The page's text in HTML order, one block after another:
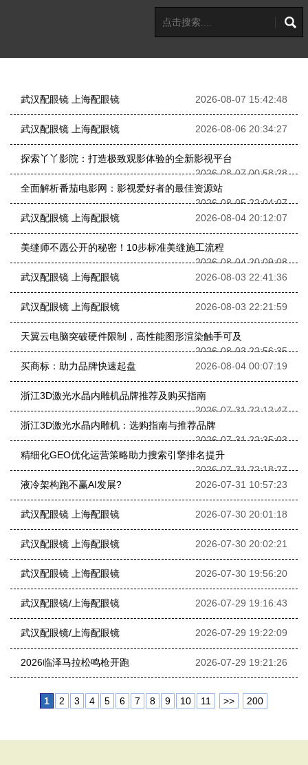
武汉配眼镜 上海配眼镜 2026-08-07 15:42:48
武汉配眼镜 上海配眼镜 2026-08-06 20:34:27
探索丫丫影院：打造极致观影体验的全新影视平台
2026-08-07 00:58:28
全面解析番茄电影网：影视爱好者的最佳资源站
2026-08-05 22:04:07
武汉配眼镜 上海配眼镜
2026-08-04 20:12:07
美缝师不愿公开的秘密！10步标准美缝施工流程
2026-08-04 20:09:08
武汉配眼镜 上海配眼镜
2026-08-03 22:41:36
武汉配眼镜 上海配眼镜 2026-08-03 22:21:59
天翼云电脑突破硬件限制，高性能图形渲染触手可及
2026-08-03 22:56:35
买商标：助力品牌快速起盘
2026-08-04 00:07:19
浙江3D激光水晶内雕机品牌推荐及购买指南
2026-07-31 22:12:47
浙江3D激光水晶内雕机：选购指南与推荐品牌
2026-07-31 22:35:03
精细化GEO优化运营策略助力搜索引擎排名提升
2026-07-31 22:18:27
液冷架构跑不赢AI发展?
2026-07-31 10:57:23
武汉配眼镜 上海配眼镜 2026-07-30 20:01:18
武汉配眼镜 上海配眼镜 2026-07-30 20:02:21
武汉配眼镜 上海配眼镜 2026-07-30 19:56:20
武汉配眼镜/上海配眼镜 2026-07-29 19:16:43
武汉配眼镜/上海配眼镜 2026-07-29 19:22:09
2026临泽马拉松鸣枪开跑 2026-07-29 19:21:26
1 2 3 4 5 6 7 8 9 10 11 >> 200